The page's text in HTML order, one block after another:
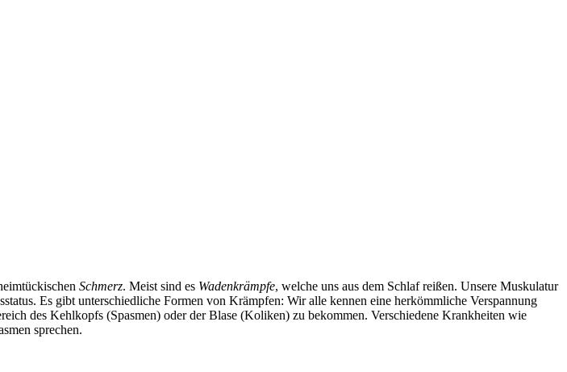
Schmerz. Meist sind es Wadenkrämpfe, welche uns aus dem Schlaf reißen. Unsere Muskulatur
Es gibt unterschiedliche Formen von Krämpfen: Wir alle kennen eine herkömmliche Verspannung
des Kehlkopfs (Spasmen) oder der Blase (Koliken) zu bekommen. Verschiedene Krankheiten wie
sprechen.